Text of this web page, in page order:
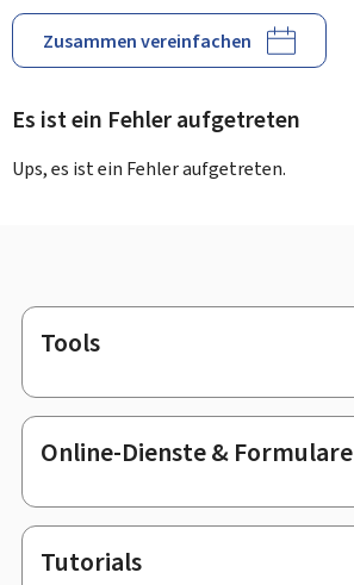
Zusammen vereinfachen
Es ist ein Fehler aufgetreten
Ups, es ist ein Fehler aufgetreten.
Footer
Tools
Online-Dienste & Formulare
Tutorials